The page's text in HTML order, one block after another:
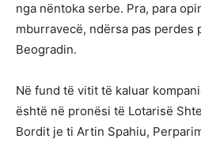
nga nëntoka serbe. Pra, para
mburravecë, ndërsa pas perdes
Beogradin.
Në fund të vitit të kaluar
është në pronësi të Lotarisë
Bordit je ti Artin Spahiu,